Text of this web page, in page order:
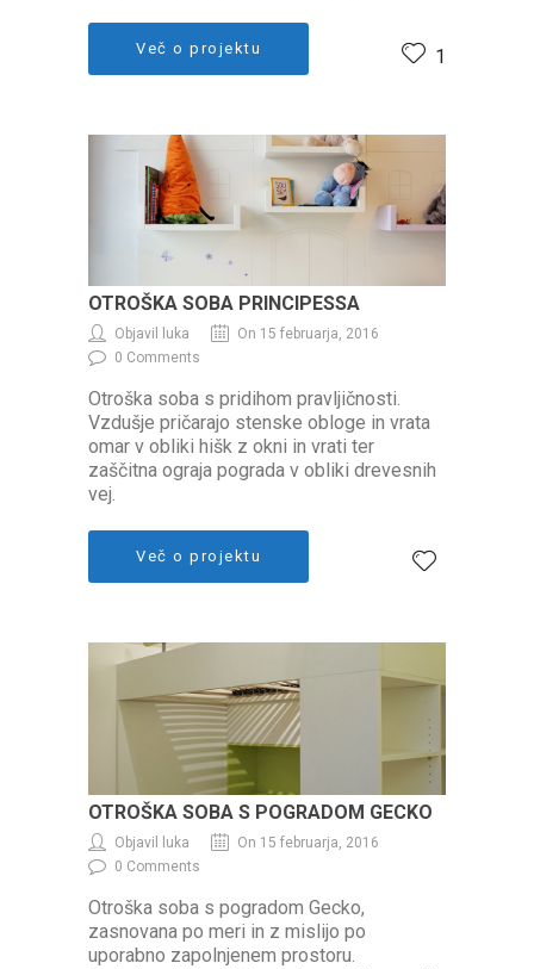
Več o projektu 1
OTROŠKA SOBA PRINCIPESSA
Objavil luka
On 15 februarja, 2016
0 Comments
Otroška soba s pridihom pravljičnosti.
Vzdušje pričarajo stenske obloge in vrata
omar v obliki hišk z okni in vrati ter
zaščitna ograja pograda v obliki drevesnih
vej.
Več o projektu
OTROŠKA SOBA S POGRADOM GECKO
Objavil luka
On 15 februarja, 2016
0 Comments
Otroška soba s pogradom Gecko,
zasnovana po meri in z mislijo po
uporabno zapolnjenem prostoru.